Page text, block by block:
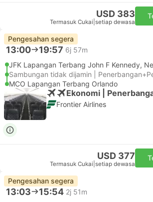
USD 383
Termasuk Cukai setiap dewasa
Pengesahan segera
13:00 19:57 6j 57m
JFK Lapangan Terbang John F Kennedy,
Sambungan tidak dijamin |
MCO Lapangan Terbang Orlando
Ekonomi |
Frontier Airlines
USD 377
Termasuk Cukai setiap dewasa
Pengesahan segera
13:03 15:54 2j 51m